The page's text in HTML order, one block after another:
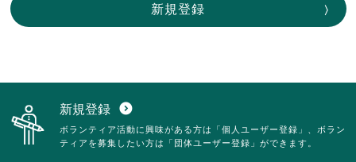
新規登録
新規登録 expand_circle_down
ボランティア活動に興味がある方は「個人ユーザー登録」、ボラン
ティアを募集したい方は「団体ユーザー登録」ができます。